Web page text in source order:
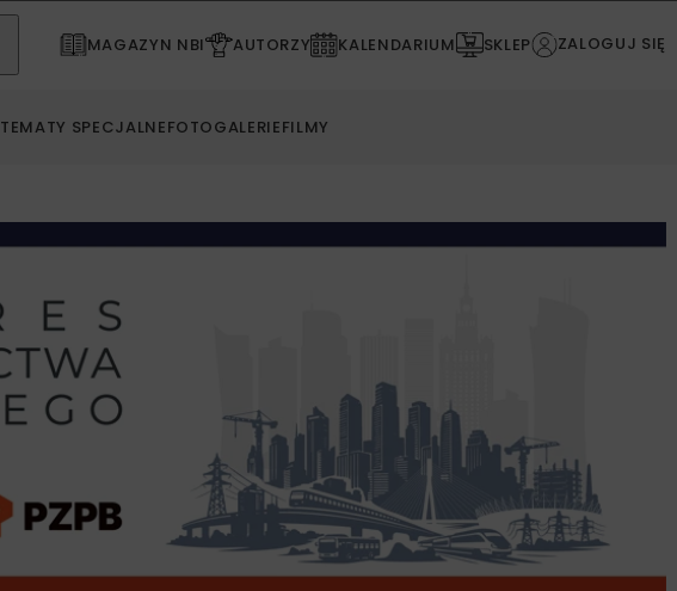
MAGAZYN NBI AUTORZY KALENDARIUM SKLEP ZALOGUJ SIĘ
TEMATY SPECJALNEFOTOGALERIEFILMY